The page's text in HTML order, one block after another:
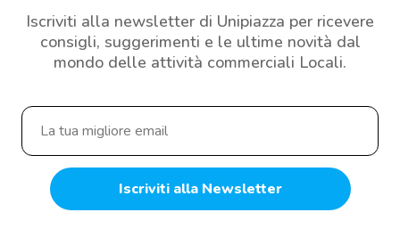
Iscriviti alla newsletter di Unipiazza per ricevere
consigli, suggerimenti e le ultime novità dal
mondo delle attività commerciali Locali.